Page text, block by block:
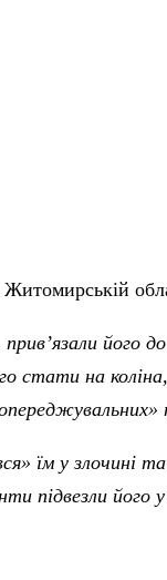
його
стати на
їм у злочині
підвезли його